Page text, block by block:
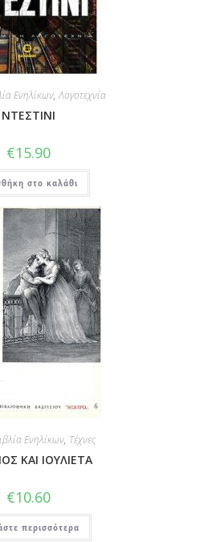
Ενηλίκων,Λογοτεχνία
ΝΤΕΣΤΙΝΙ
€15.90
στο καλάθι
Ενηλίκων, Τέχνες
ΚΑΙ ΙΟΥΛΙΕΤΑ
€10.60
περισσότερα